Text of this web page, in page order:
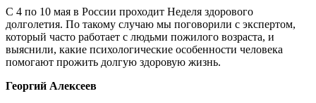
С 4 по 10 мая в России проходит Неделя здорового
долголетия. По такому случаю мы поговорили с экспертом,
который часто работает с людьми пожилого возраста, и
выяснили, какие психологические особенности человека
помогают прожить долгую здоровую жизнь.
Георгий Алексеев